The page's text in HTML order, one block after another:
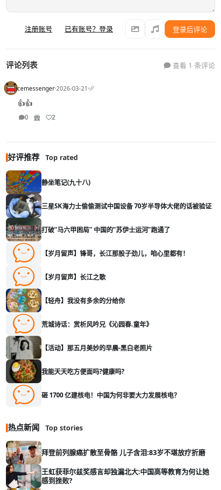
注册账号 已有账号？登录 登录后评论
评论列表 查看 1 条评论
icemessenger·2026-03-21·
👍👍
0 2
好评推荐 Top rated
静坐笔记(九十八)
三星SK海力士偷偷测试中国设备 70岁半导体大佬的话被验证
打破“马六甲困局” 中国的“苏伊士运河”跑通了
【岁月留声】锋哥，长江那股子劲儿，咱心里都有！
【岁月留声】长江之歌
【轻舟】我没有多余的分给你
荒城诗话：赏析风吟兄《沁园春.童年》
【活动】那五月美妙的早晨-黑白老照片
我能天天吃方便面吗?健康吗?
砸 1700 亿建核电！中国为何非要大力发展核电？
热点新闻 Top stories
拜登前列腺癌扩散至骨骼 儿子含泪:83岁不堪放疗折磨
王虹获菲尔兹奖感言却独漏北大:中国高等教育为何让她
感到挫败?